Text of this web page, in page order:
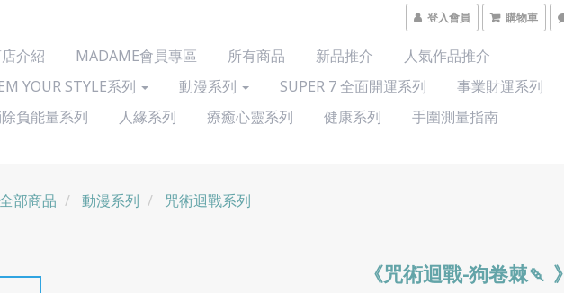
登入會員 購物車
介紹 MADAME會員專區 所有商品 新品推介
人氣作品推介
YOUR STYLE系列
動漫系列 SUPER 7 全面開運系列
事業財運系列
負能量系列
人緣系列 療癒心靈系列 健康系列 手圍測量指南
全部商品 動漫系列 咒術迴戰系列
《咒術迴戰-狗卷棘🍡 》